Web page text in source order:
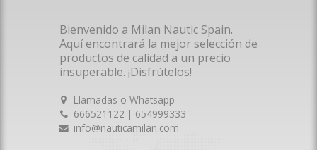
Bienvenido a Milan Nautic Spain.
Aquí encontrará la mejor selección de
productos de calidad a un precio
insuperable. ¡Disfrútelos!
Llamadas o Whatsapp
666521122 | 654999333
info@nauticamilan.com